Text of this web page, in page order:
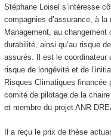
Stéphane Loisel s’intéresse
compagnies d’assurance, à
Management, au
durabilité, ainsi qu’au risque
assurés. Il est le coordinateur
risque de longévité et de
Risques Climatiques
comité de pilotage de la
et membre du projet ANR
Il a reçu le prix de thèse